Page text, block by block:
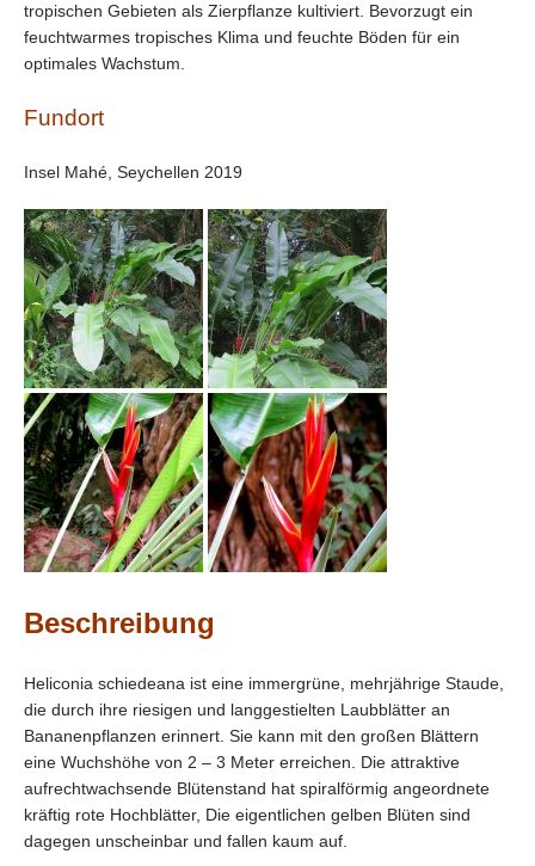
tropischen Gebieten als Zierpflanze kultiviert. Bevorzugt ein
feuchtwarmes tropisches Klima und feuchte Böden für ein
optimales Wachstum.
Fundort
Insel Mahé, Seychellen 2019
Beschreibung
Heliconia schiedeana ist eine immergrüne, mehrjährige Staude,
die durch ihre riesigen und langgestielten Laubblätter an
Bananenpflanzen erinnert. Sie kann mit den großen Blättern
eine Wuchshöhe von 2 – 3 Meter erreichen. Die attraktive
aufrechtwachsende Blütenstand hat spiralförmig angeordnete
kräftig rote Hochblätter, Die eigentlichen gelben Blüten sind
dagegen unscheinbar und fallen kaum auf.